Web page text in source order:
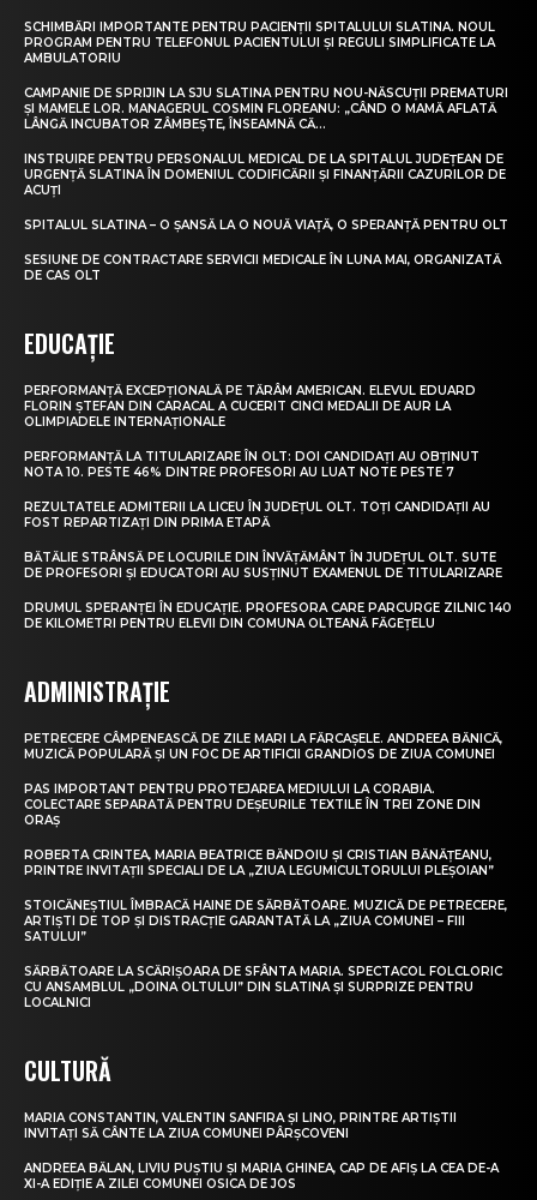
SCHIMBĂRI IMPORTANTE PENTRU PACIENȚII SPITALULUI SLATINA. NOUL
PROGRAM PENTRU TELEFONUL PACIENTULUI ȘI REGULI SIMPLIFICATE LA
AMBULATORIU
CAMPANIE DE SPRIJIN LA SJU SLATINA PENTRU NOU-NĂSCUȚII PREMATURI
ȘI MAMELE LOR. MANAGERUL COSMIN FLOREANU: „CÂND O MAMĂ AFLATĂ
LÂNGĂ INCUBATOR ZÂMBEȘTE, ÎNSEAMNĂ CĂ...
INSTRUIRE PENTRU PERSONALUL MEDICAL DE LA SPITALUL JUDEȚEAN DE
URGENȚĂ SLATINA ÎN DOMENIUL CODIFICĂRII ȘI FINANȚĂRII CAZURILOR DE
ACUȚI
SPITALUL SLATINA – O ȘANSĂ LA O NOUĂ VIAȚĂ, O SPERANȚĂ PENTRU OLT
SESIUNE DE CONTRACTARE SERVICII MEDICALE ÎN LUNA MAI, ORGANIZATĂ
DE CAS OLT
EDUCAȚIE
PERFORMANȚĂ EXCEPȚIONALĂ PE TĂRÂM AMERICAN. ELEVUL EDUARD
FLORIN ȘTEFAN DIN CARACAL A CUCERIT CINCI MEDALII DE AUR LA
OLIMPIADELE INTERNAȚIONALE
PERFORMANȚĂ LA TITULARIZARE ÎN OLT: DOI CANDIDAȚI AU OBȚINUT
NOTA 10. PESTE 46% DINTRE PROFESORI AU LUAT NOTE PESTE 7
REZULTATELE ADMITERII LA LICEU ÎN JUDEȚUL OLT. TOȚI CANDIDAȚII AU
FOST REPARTIZAȚI DIN PRIMA ETAPĂ
BĂTĂLIE STRÂNSĂ PE LOCURILE DIN ÎNVĂȚĂMÂNT ÎN JUDEȚUL OLT. SUTE
DE PROFESORI ȘI EDUCATORI AU SUSȚINUT EXAMENUL DE TITULARIZARE
DRUMUL SPERANȚEI ÎN EDUCAȚIE. PROFESORA CARE PARCURGE ZILNIC 140
DE KILOMETRI PENTRU ELEVII DIN COMUNA OLTEANĂ FĂGEȚELU
ADMINISTRAȚIE
PETRECERE CÂMPENEASCĂ DE ZILE MARI LA FĂRCAȘELE. ANDREEA BĂNICĂ,
MUZICĂ POPULARĂ ȘI UN FOC DE ARTIFICII GRANDIOS DE ZIUA COMUNEI
PAS IMPORTANT PENTRU PROTEJAREA MEDIULUI LA CORABIA.
COLECTARE SEPARATĂ PENTRU DEȘEURILE TEXTILE ÎN TREI ZONE DIN
ORAȘ
ROBERTA CRINTEA, MARIA BEATRICE BĂNDOIU ȘI CRISTIAN BĂNĂȚEANU,
PRINTRE INVITAȚII SPECIALI DE LA „ZIUA LEGUMICULTORULUI PLEȘOIAN”
STOICĂNEȘTIUL ÎMBRACĂ HAINE DE SĂRBĂTOARE. MUZICĂ DE PETRECERE,
ARTIȘTI DE TOP ȘI DISTRACȚIE GARANTATĂ LA „ZIUA COMUNEI – FIII
SATULUI”
SĂRBĂTOARE LA SCĂRIȘOARA DE SFÂNTA MARIA. SPECTACOL FOLCLORIC
CU ANSAMBLUL „DOINA OLTULUI” DIN SLATINA ȘI SURPRIZE PENTRU
LOCALNICI
CULTURĂ
MARIA CONSTANTIN, VALENTIN SANFIRA ȘI LINO, PRINTRE ARTIȘTII
INVITAȚI SĂ CÂNTE LA ZIUA COMUNEI PÂRȘCOVENI
ANDREEA BĂLAN, LIVIU PUȘTIU ȘI MARIA GHINEA, CAP DE AFIȘ LA CEA DE-A
XI-A EDIȚIE A ZILEI COMUNEI OSICA DE JOS